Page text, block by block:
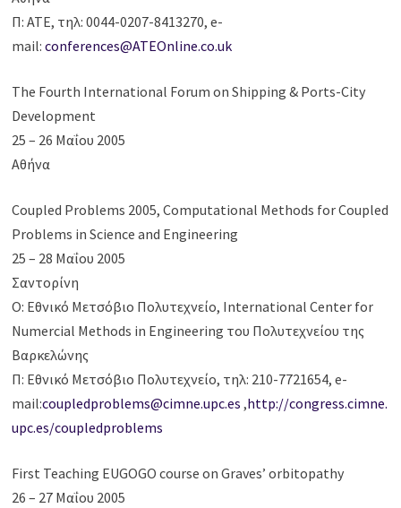
Π: ΑΤΕ, τηλ: 0044-0207-8413270, e-
mail:conferences@ATEOnline.co.uk
The Fourth International Forum on Shipping & Ports-City
Development
25 – 26 Μαΐου 2005
Αθήνα
Coupled Problems 2005, Computational Methods for Coupled
Problems in Science and Engineering
25 – 28 Μαΐου 2005
Σαντορίνη
Ο: Εθνικό Μετσόβιο Πολυτεχνείο, International Center for
Numercial Methods in Engineering του Πολυτεχνείου της
Βαρκελώνης
Π: Εθνικό Μετσόβιο Πολυτεχνείο, τηλ: 210-7721654, e-
mail:coupledproblems@cimne.upc.es ,http://congress.cimne.
upc.es/coupledproblems
First Teaching EUGOGO course on Graves’ orbitopathy
26 – 27 Μαΐου 2005